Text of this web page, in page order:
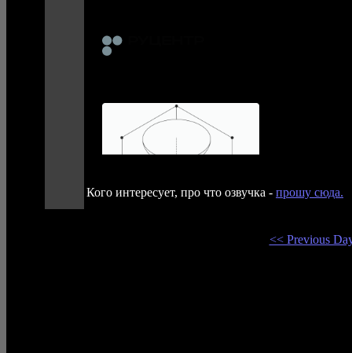
Кого интересует, про что озвучка - прошу сюда.
<< Previous